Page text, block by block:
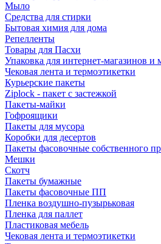
Мыло
Средства для стирки
Бытовая химия для дома
Репелленты
Товары для Пасхи
Упаковка для интернет-магазинов и
Чековая лента и термоэтикетки
Курьерские пакеты
Ziplock - пакет с застежкой
Пакеты-майки
Гофроящики
Пакеты для мусора
Коробки для десертов
Пакеты фасовочные собственного
Мешки
Скотч
Пакеты бумажные
Пакеты фасовочные ПП
Пленка воздушно-пузырьковая
Пленка для паллет
Пластиковая мебель
Чековая лента и термоэтикетки